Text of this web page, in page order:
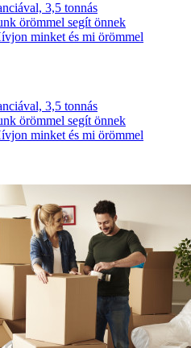
3,5 tonnás
örömmel segít önnek
minket és mi örömmel
3,5 tonnás
örömmel segít önnek
minket és mi örömmel